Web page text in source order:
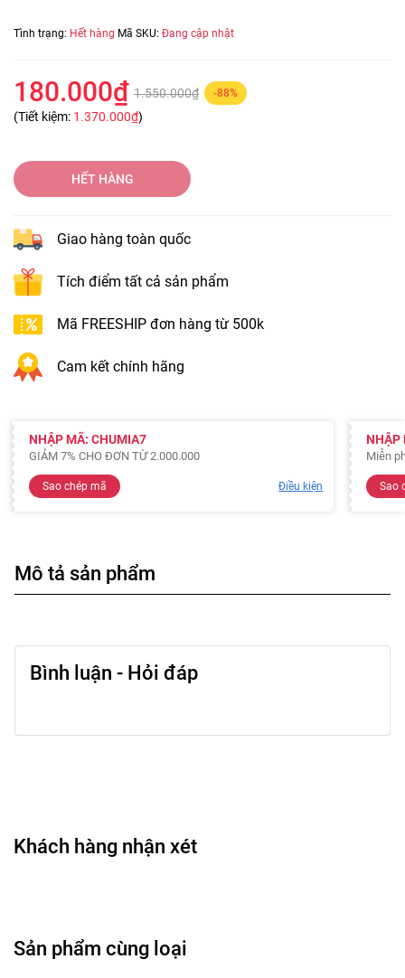
Tình trạng: Hết hàng Mã SKU: Đang cập nhật
180.000₫ 1.550.000₫ -88%
(Tiết kiệm: 1.370.000₫)
HẾT HÀNG
Giao hàng toàn quốc
Tích điểm tất cả sản phẩm
Mã FREESHIP đơn hàng từ 500k
Cam kết chính hãng
NHẬP MÃ: CHUMIA7
GIẢM 7% CHO ĐƠN TỪ 2.000.000
Sao chép mã Điều kiện
NHẬP
Miễn
Sao
Mô tả sản phẩm
Bình luận - Hỏi đáp
Khách hàng nhận xét
Sản phẩm cùng loại